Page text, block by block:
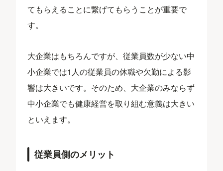
てもらえることに繋げてもらうことが重要で
す。
大企業はもちろんですが、従業員数が少ない中
小企業では1人の従業員の休職や欠勤による影
響は大きいです。そのため、大企業のみならず
中小企業でも健康経営を取り組む意義は大きい
といえます。
従業員側のメリット